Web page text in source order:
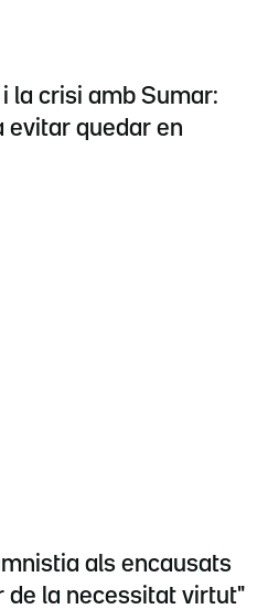
la crisi amb Sumar:
evitar quedar en
als encausats
de la necessitat virtut"